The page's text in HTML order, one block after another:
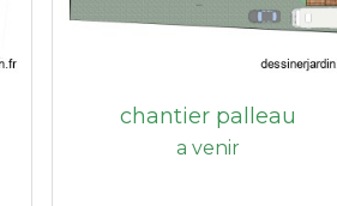
chantier palleau
a venir